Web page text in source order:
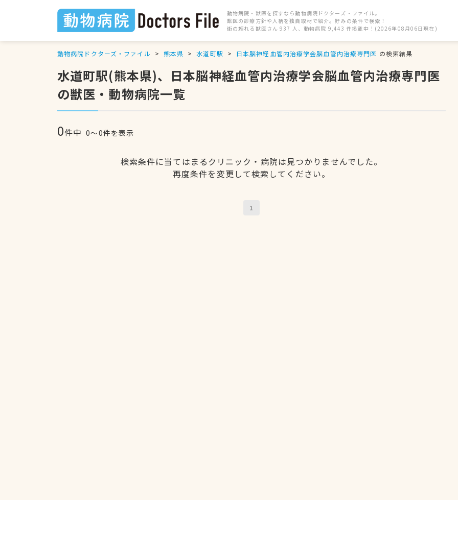
動物病院・獣医を探すなら動物病院ドクターズ・ファイル。
獣医の診療方針や人柄を独自取材で紹介。好みの条件で検索！
街の頼れる獣医さん 937 人、動物病院 9,443 件掲載中！(2026年08月06日現在)
動物病院ドクターズ・ファイル 熊本県 水道町駅 日本脳神経血管内治療学会脳血管内治療専門医 の検索結果
水道町駅(熊本県)、日本脳神経血管内治療学会脳血管内治療専門医
の獣医・動物病院一覧
0件中 0〜0件を表示
検索条件に当てはまるクリニック・病院は見つかりませんでした。
再度条件を変更して検索してください。
1